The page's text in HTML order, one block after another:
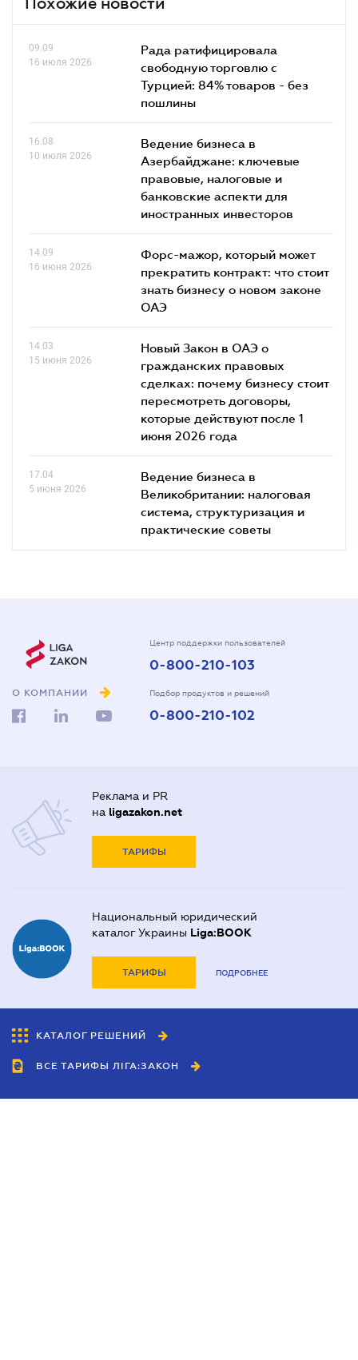
09.09
16 июля 2026
Рада ратифицировала
свободную торговлю с
Турцией: 84% товаров - без
пошлины
16.08
10 июля 2026
Ведение бизнеса в
Азербайджане: ключевые
правовые, налоговые и
банковские аcпекти для
иностранных инвесторов
14.09
16 июня 2026
Форс-мажор, который может
прекратить контракт: что стоит
знать бизнесу о новом законе
ОАЭ
14.03
15 июня 2026
Новый Закон в ОАЭ о
гражданских правовых
сделках: почему бизнесу стоит
пересмотреть договоры,
которые действуют после 1
июня 2026 года
17.04
5 июня 2026
Ведение бизнеса в
Великобритании: налоговая
система, структуризация и
практические советы
О КОМПАНИИ
Центр поддержки пользователей
0-800-210-103
Подбор продуктов и решений
0-800-210-102
Реклама и PR
на ligazakon.net
ТАРИФЫ
Национальный юридический
каталог Украины Liga:BOOK
ТАРИФЫ ПОДРОБНЕЕ
КАТАЛОГ РЕШЕНИЙ
ВСЕ ТАРИФЫ ЛІГА:ЗАКОН